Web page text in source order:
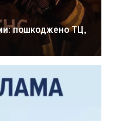
пошкоджено ТЦ,